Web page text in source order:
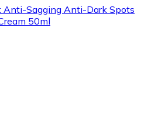
Anti-Sagging Anti-Dark Spots
50ml